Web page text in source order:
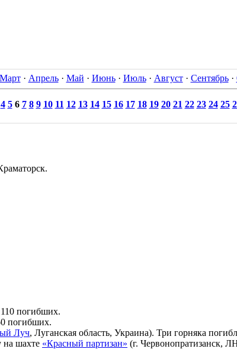
Март· Апрель· Май · Июнь· Июль· Август· Сентябрь·
4 5 6 7 8 9 10 11 12 13 14 15 16 17 18 19 20 21 22 23 24 25
погибших.
погибших.
Луч, Луганская область, Украина). Три горняка
на шахте «Красный партизан» (г. Червонопратизанск,